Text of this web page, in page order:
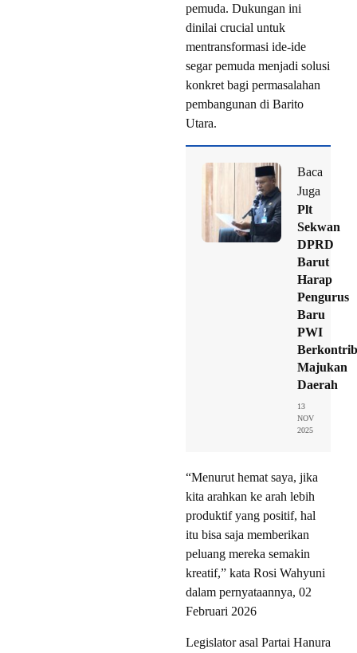
pemuda. Dukungan ini
dinilai crucial untuk
mentransformasi ide-ide
segar pemuda menjadi solusi
konkret bagi permasalahan
pembangunan di Barito
Utara.
Baca
Juga
Plt
Sekwan
DPRD
Barut
Harap
Pengurus
Baru
PWI
Majukan
Daerah
13
NOV
2025
“Menurut hemat saya, jika
kita arahkan ke arah lebih
produktif yang positif, hal
itu bisa saja memberikan
peluang mereka semakin
kreatif,” kata Rosi Wahyuni
dalam pernyataannya, 02
Februari 2026
Legislator asal Partai Hanura